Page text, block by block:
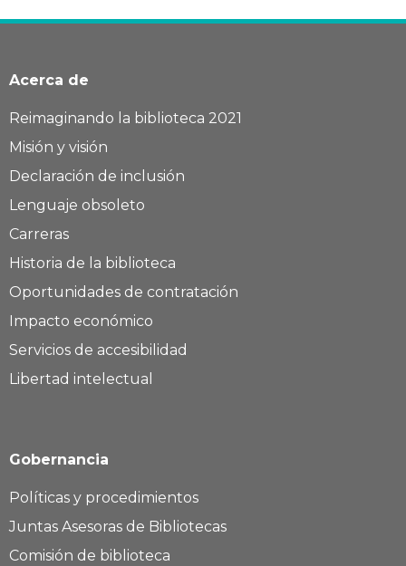
Acerca de
Reimaginando la biblioteca 2021
Misión y visión
Declaración de inclusión
Lenguaje obsoleto
Carreras
Historia de la biblioteca
Oportunidades de contratación
Impacto económico
Servicios de accesibilidad
Libertad intelectual
Gobernancia
Políticas y procedimientos
Juntas Asesoras de Bibliotecas
Comisión de biblioteca